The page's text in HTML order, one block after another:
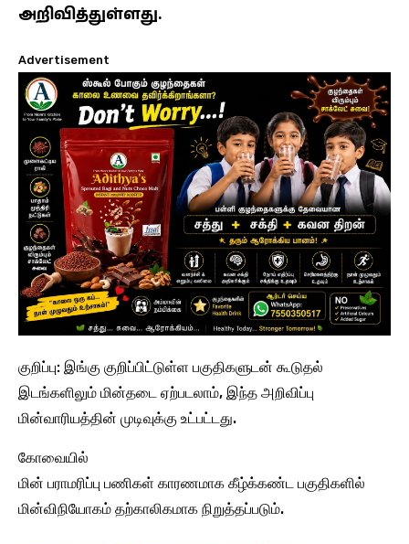
அறிவித்துள்ளது.
Advertisement
குறிப்பு: இங்கு குறிப்பிட்டுள்ள பகுதிகளுடன் கூடுதல்
இடங்களிலும் மின்தடை ஏற்படலாம், இந்த அறிவிப்பு
மின்வாரியத்தின் முடிவுக்கு உட்பட்டது.
கோவையில்
மின் பராமரிப்பு பணிகள் காரணமாக கீழ்க்கண்ட பகுதிகளில்
மின்விநியோகம் தற்காலிகமாக நிறுத்தப்படும்.